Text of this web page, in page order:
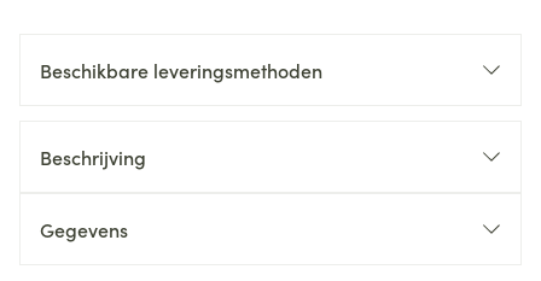
Beschikbare leveringsmethoden
Beschrijving
Gegevens